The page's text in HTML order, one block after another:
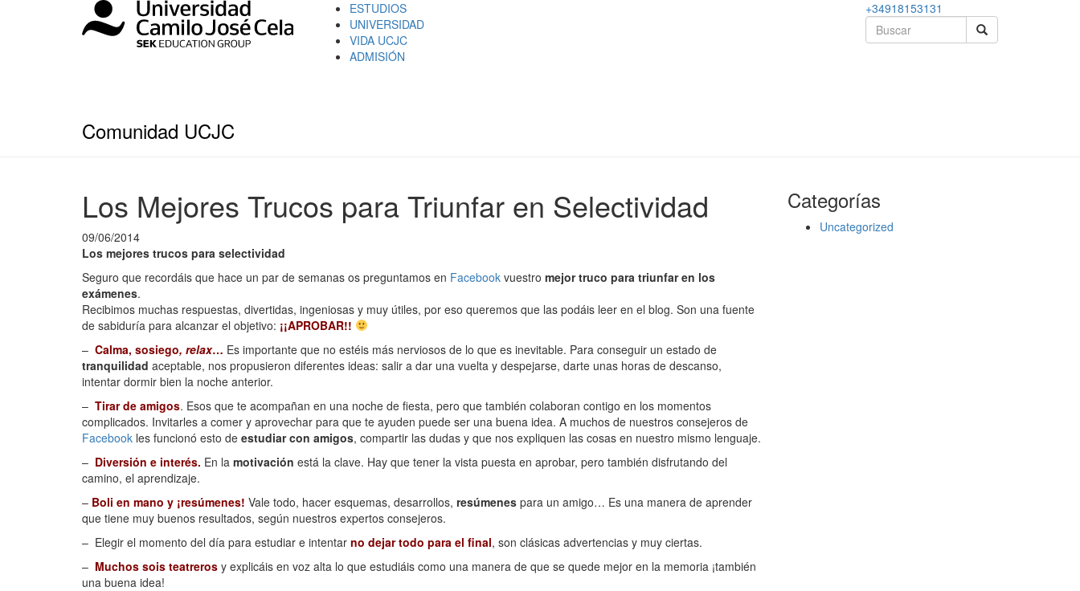
ESTUDIOS
UNIVERSIDAD
VIDA UCJC
ADMISIÓN
+34918153131
Comunidad UCJC
Los Mejores Trucos para Triunfar en Selectividad
09/06/2014
Los mejores trucos para selectividad
Seguro que recordáis que hace un par de semanas os preguntamos en Facebook vuestro mejor truco para triunfar en los
exámenes.
Recibimos muchas respuestas, divertidas, ingeniosas y muy útiles, por eso queremos que las podáis leer en el blog. Son una fuente
de sabiduría para alcanzar el objetivo: ¡¡APROBAR!!
– Calma, sosiego, relax… Es importante que no estéis más nerviosos de lo que es inevitable. Para conseguir un estado de
tranquilidad aceptable, nos propusieron diferentes ideas: salir a dar una vuelta y despejarse, darte unas horas de descanso,
intentar dormir bien la noche anterior.
– Tirar de amigos. Esos que te acompañan en una noche de fiesta, pero que también colaboran contigo en los momentos
complicados. Invitarles a comer y aprovechar para que te ayuden puede ser una buena idea. A muchos de nuestros consejeros de
Facebook les funcionó esto de estudiar con amigos, compartir las dudas y que nos expliquen las cosas en nuestro mismo lenguaje.
– Diversión e interés. En la motivación está la clave. Hay que tener la vista puesta en aprobar, pero también disfrutando del
camino, el aprendizaje.
– Boli en mano y ¡resúmenes! Vale todo, hacer esquemas, desarrollos, resúmenes para un amigo… Es una manera de aprender
que tiene muy buenos resultados, según nuestros expertos consejeros.
– Elegir el momento del día para estudiar e intentar no dejar todo para el final, son clásicas advertencias y muy ciertas.
– Muchos sois teatreros y explicáis en voz alta lo que estudiáis como una manera de que se quede mejor en la memoria ¡también
una buena idea!
Categorías
Uncategorized